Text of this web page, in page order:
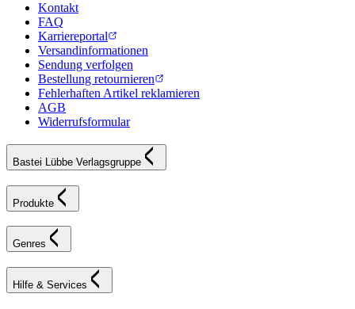
Kontakt
FAQ
Karriereportal
Versandinformationen
Sendung verfolgen
Bestellung retournieren
Fehlerhaften Artikel reklamieren
AGB
Widerrufsformular
Bastei Lübbe Verlagsgruppe
Produkte
Genres
Hilfe & Services